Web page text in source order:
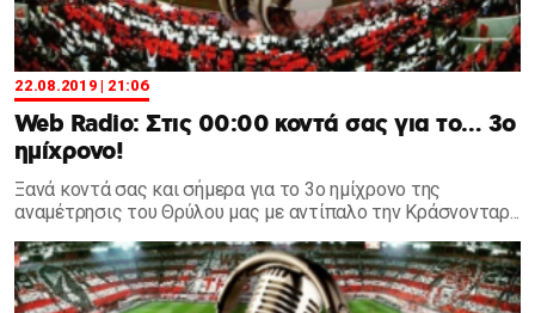
22.08.2019 | 21:06
Web Radio: Στις 00:00 κοντά σας για το… 3ο
ημίχρονο!
Ξανά κοντά σας και σήμερα για το 3ο ημίχρονο της
αναμέτρησις του Θρύλου μας με αντίπαλο την Κράσνονταρ...